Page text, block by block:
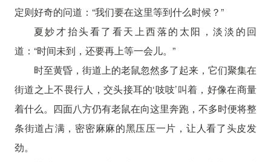
定则好奇的问道：“我们要在这里等到什么时候？”
夏妙才抬头看了看天上西落的太阳，淡淡的回
道：“时间未到，还要再上等一会儿。”
时至黄昏，街道上的老鼠忽然多了起来，它们聚集在
街道之上不畏行人，交头接耳的‘吱吱’叫着，好像在商量
着什么。四面八方仍有老鼠在向这里奔跑，不多时便将整
条街道占满，密密麻麻的黑压压一片，让人看了头皮发
劲。